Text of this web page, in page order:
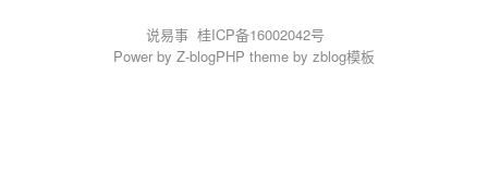
说易事 桂ICP备16002042号
Power by Z-blogPHP theme by zblog模板